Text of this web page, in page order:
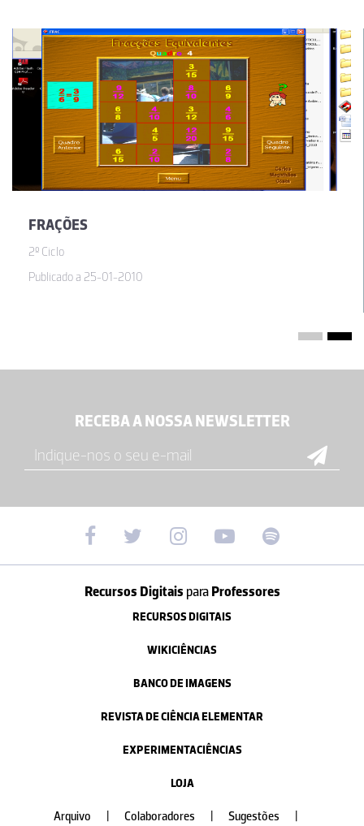
FRAÇÕES
2º Ciclo
Publicado a 25-01-2010
RECEBA A NOSSA NEWSLETTER
Recursos Digitais paraProfessores
RECURSOS DIGITAIS
WIKICIÊNCIAS
BANCO DE IMAGENS
REVISTA DE CIÊNCIA ELEMENTAR
EXPERIMENTACIÊNCIAS
LOJA
Arquivo Colaboradores Sugestões